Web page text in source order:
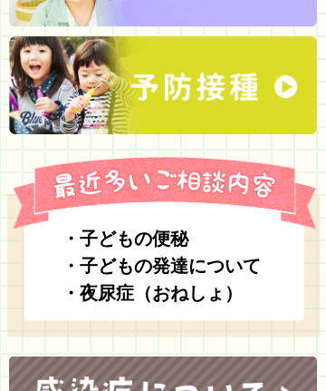
・子どもの便秘
・子どもの発達について
・夜尿症（おねしょ）